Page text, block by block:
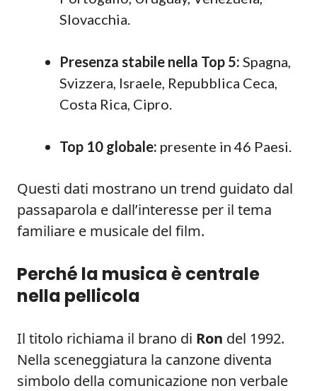
Slovacchia.
Presenza stabile nella Top 5: Spagna,
Svizzera, Israele, Repubblica Ceca,
Costa Rica, Cipro.
Top 10 globale: presente in 46 Paesi.
Questi dati mostrano un trend guidato dal
passaparola e dall’interesse per il tema
familiare e musicale del film.
Perché la musica è centrale
nella pellicola
Il titolo richiama il brano di Ron del 1992.
Nella sceneggiatura la canzone diventa
simbolo della comunicazione non verbale